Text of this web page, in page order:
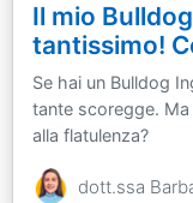
Il mio
tantissimo!
Se hai un Bulldog
tante scoregge. Ma
alla flatulenza?
dott.ssa